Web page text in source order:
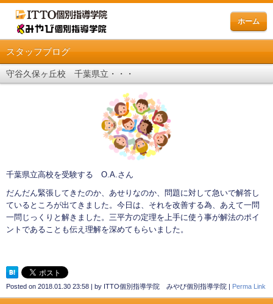
ホーム
スタッフブログ
守谷久保ヶ丘校 千葉県立・・・
千葉県立高校を受験する O.A.さん
だんだん緊張してきたのか、あせりなのか、問題に対して急いで解答し
ているところが出てきました。今日は、それを改善する為、あえて一問
一問じっくりと解きました。三平方の定理を上手に使う事が解法のポイ
ントであることも伝え理解を深めてもらいました。
Posted on 2018.01.30 23:58 | by ITTO個別指導学院 みやび個別指導学院 | Perma Link